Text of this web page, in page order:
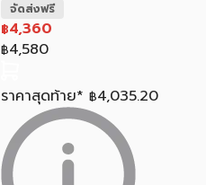
จัดส่งฟรี
฿4,360
฿4,580
ราคาสุดท้าย* ฿4,035.20